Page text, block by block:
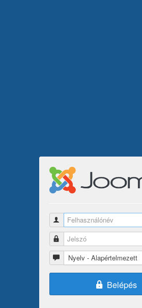
Felhasználónév
Jelszó
Nyelv
Nyelv - Alapértelmezett
Belépés